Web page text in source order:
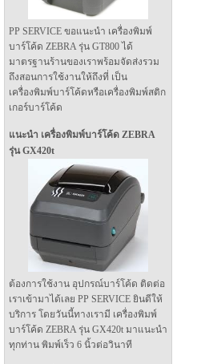
PP SERVICE ขอแนะนำ เครื่องพิมพ์
บาร์โค้ด ZEBRA รุ่น GT800 ได้
มาตรฐานร้านของเราพร้อมจัดส่งรวม
ถึงสอนการใช้งานให้ถึงที่ เป็น
เครื่องพิมพ์บาร์โค้ดหรือเครื่องพิมพ์สติก
เกอร์บาร์โค้ด
แนะนำ เครื่องพิมพ์บาร์โค้ด ZEBRA
รุ่น GX420t
ต้องการใช้งาน อุปกรณ์บาร์โค้ด ติดต่อ
เราเข้ามาได้เลย PP SERVICE ยินดีให้
บริการ โดยวันนี้ทางเรามี เครื่องพิมพ์
บาร์โค้ด ZEBRA รุ่น GX420t มาแนะนำ
ทุกท่าน พิมพ์เร็ว 6 นิ้วต่อวินาที